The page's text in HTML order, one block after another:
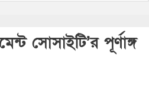
সোসাইটি’র পূর্ণাঙ্গ